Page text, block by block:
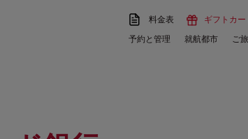
料金表 ギフトカー
予約と管理 就航都市 ご